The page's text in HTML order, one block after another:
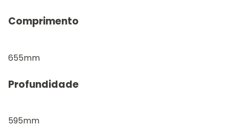
Comprimento
655mm
Profundidade
595mm